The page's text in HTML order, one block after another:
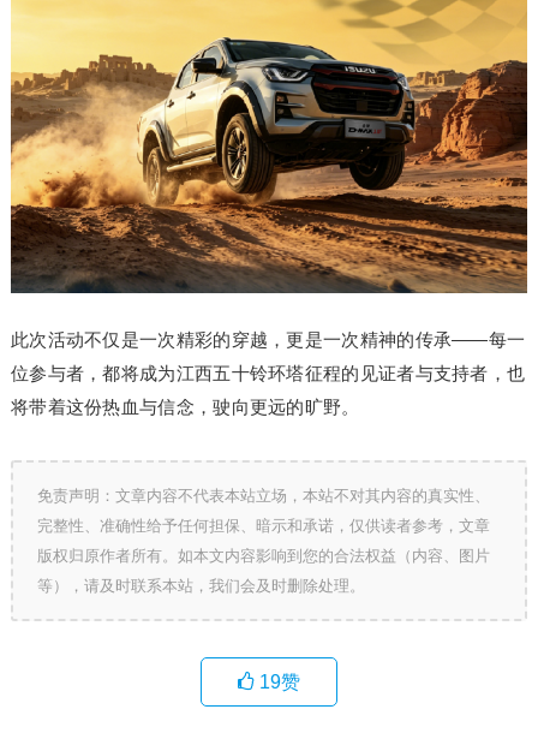
此次活动不仅是一次精彩的穿越，更是一次精神的传承——每一
位参与者，都将成为江西五十铃环塔征程的见证者与支持者，也
将带着这份热血与信念，驶向更远的旷野。
免责声明：文章内容不代表本站立场，本站不对其内容的真实性、
完整性、准确性给予任何担保、暗示和承诺，仅供读者参考，文章
版权归原作者所有。如本文内容影响到您的合法权益（内容、图片
等），请及时联系本站，我们会及时删除处理。
19赞